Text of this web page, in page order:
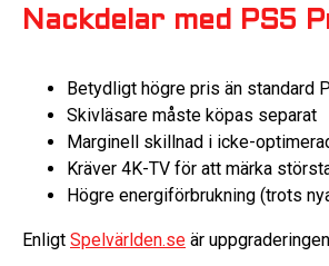
Nackdelar med PS5
Betydligt högre pris än standard
Skivläsare måste köpas separat
Marginell skillnad i icke-
Kräver 4K-TV för att märka
Högre energiförbrukning (trots
Enligt Spelvärlden.se är